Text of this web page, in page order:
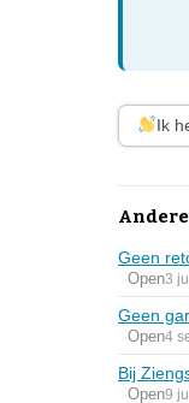
Ik
Geen
Open3
Geen
Open4
Bij
Open9